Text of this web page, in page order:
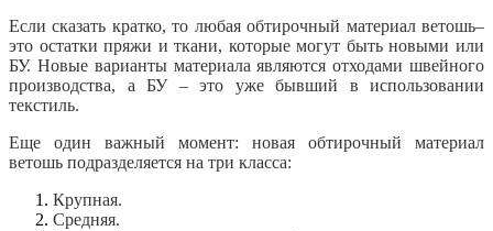
Если сказать кратко, то любая обтирочный материал ветошь–
это остатки пряжи и ткани, которые могут быть новыми или
БУ. Новые варианты материала являются отходами швейного
производства, а БУ – это уже бывший в использовании
текстиль.
Еще один важный момент: новая обтирочный материал
ветошь подразделяется на три класса:
Крупная.
Средняя.